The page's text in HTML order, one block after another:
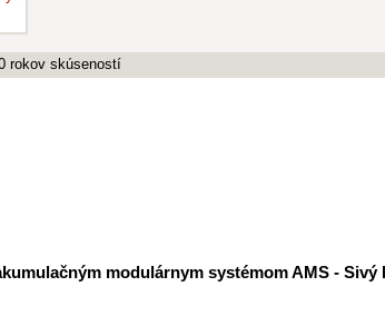
modulárnym systémom AMS - Sivý